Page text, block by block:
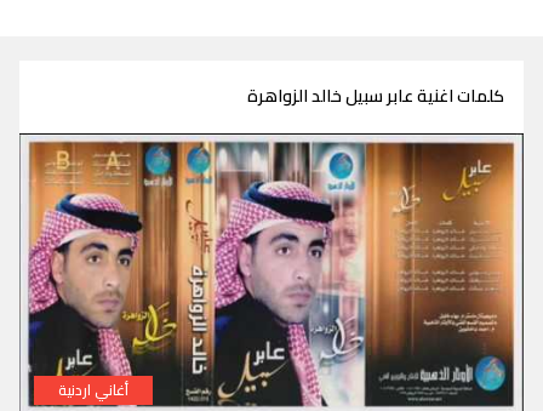
كلمات اغنية عابر سبيل خالد الزواهرة
أغاني اردنية